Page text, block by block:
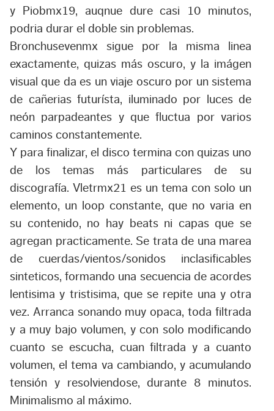
y Piobmx19, auqnue dure casi 10 minutos,
podria durar el doble sin problemas.
Bronchusevenmx sigue por la misma linea
exactamente, quizas más oscuro, y la imágen
visual que da es un viaje oscuro por un sistema
de cañerias futurísta, iluminado por luces de
neón parpadeantes y que fluctua por varios
caminos constantemente.
Y para finalizar, el disco termina con quizas uno
de los temas más particulares de su
discografía. Vletrmx21 es un tema con solo un
elemento, un loop constante, que no varia en
su contenido, no hay beats ni capas que se
agregan practicamente. Se trata de una marea
de cuerdas/vientos/sonidos inclasificables
sinteticos, formando una secuencia de acordes
lentisima y tristisima, que se repite una y otra
vez. Arranca sonando muy opaca, toda filtrada
y a muy bajo volumen, y con solo modificando
cuanto se escucha, cuan filtrada y a cuanto
volumen, el tema va cambiando, y acumulando
tensión y resolviendose, durante 8 minutos.
Minimalismo al máximo.